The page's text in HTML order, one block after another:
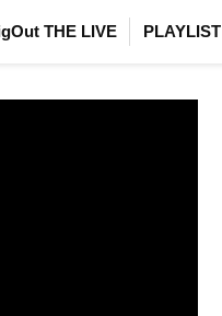
THE LIVE PLAYLIST